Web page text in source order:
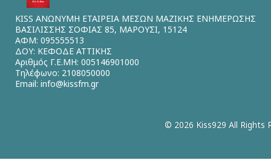
KISS ΑΝΩΝΥΜΗ ΕΤΑΙΡΕΙΑ ΜΕΣΩΝ ΜΑΖΙΚΗΣ ΕΝΗΜΕΡΩΣΗΣ
ΒΑΣΙΛΙΣΣΗΣ ΣΟΦΙΑΣ 85, ΜΑΡΟΥΣΙ, 15124
ΑΦΜ: 095555513
ΔΟΥ: ΚΕΦΟΔΕ ΑΤΤΙΚΗΣ
Αριθμός Γ.Ε.ΜΗ: 005146901000
Τηλέφωνο: 2108050000
Email: info@kissfm.gr
© 2026 Kiss929 All Rights